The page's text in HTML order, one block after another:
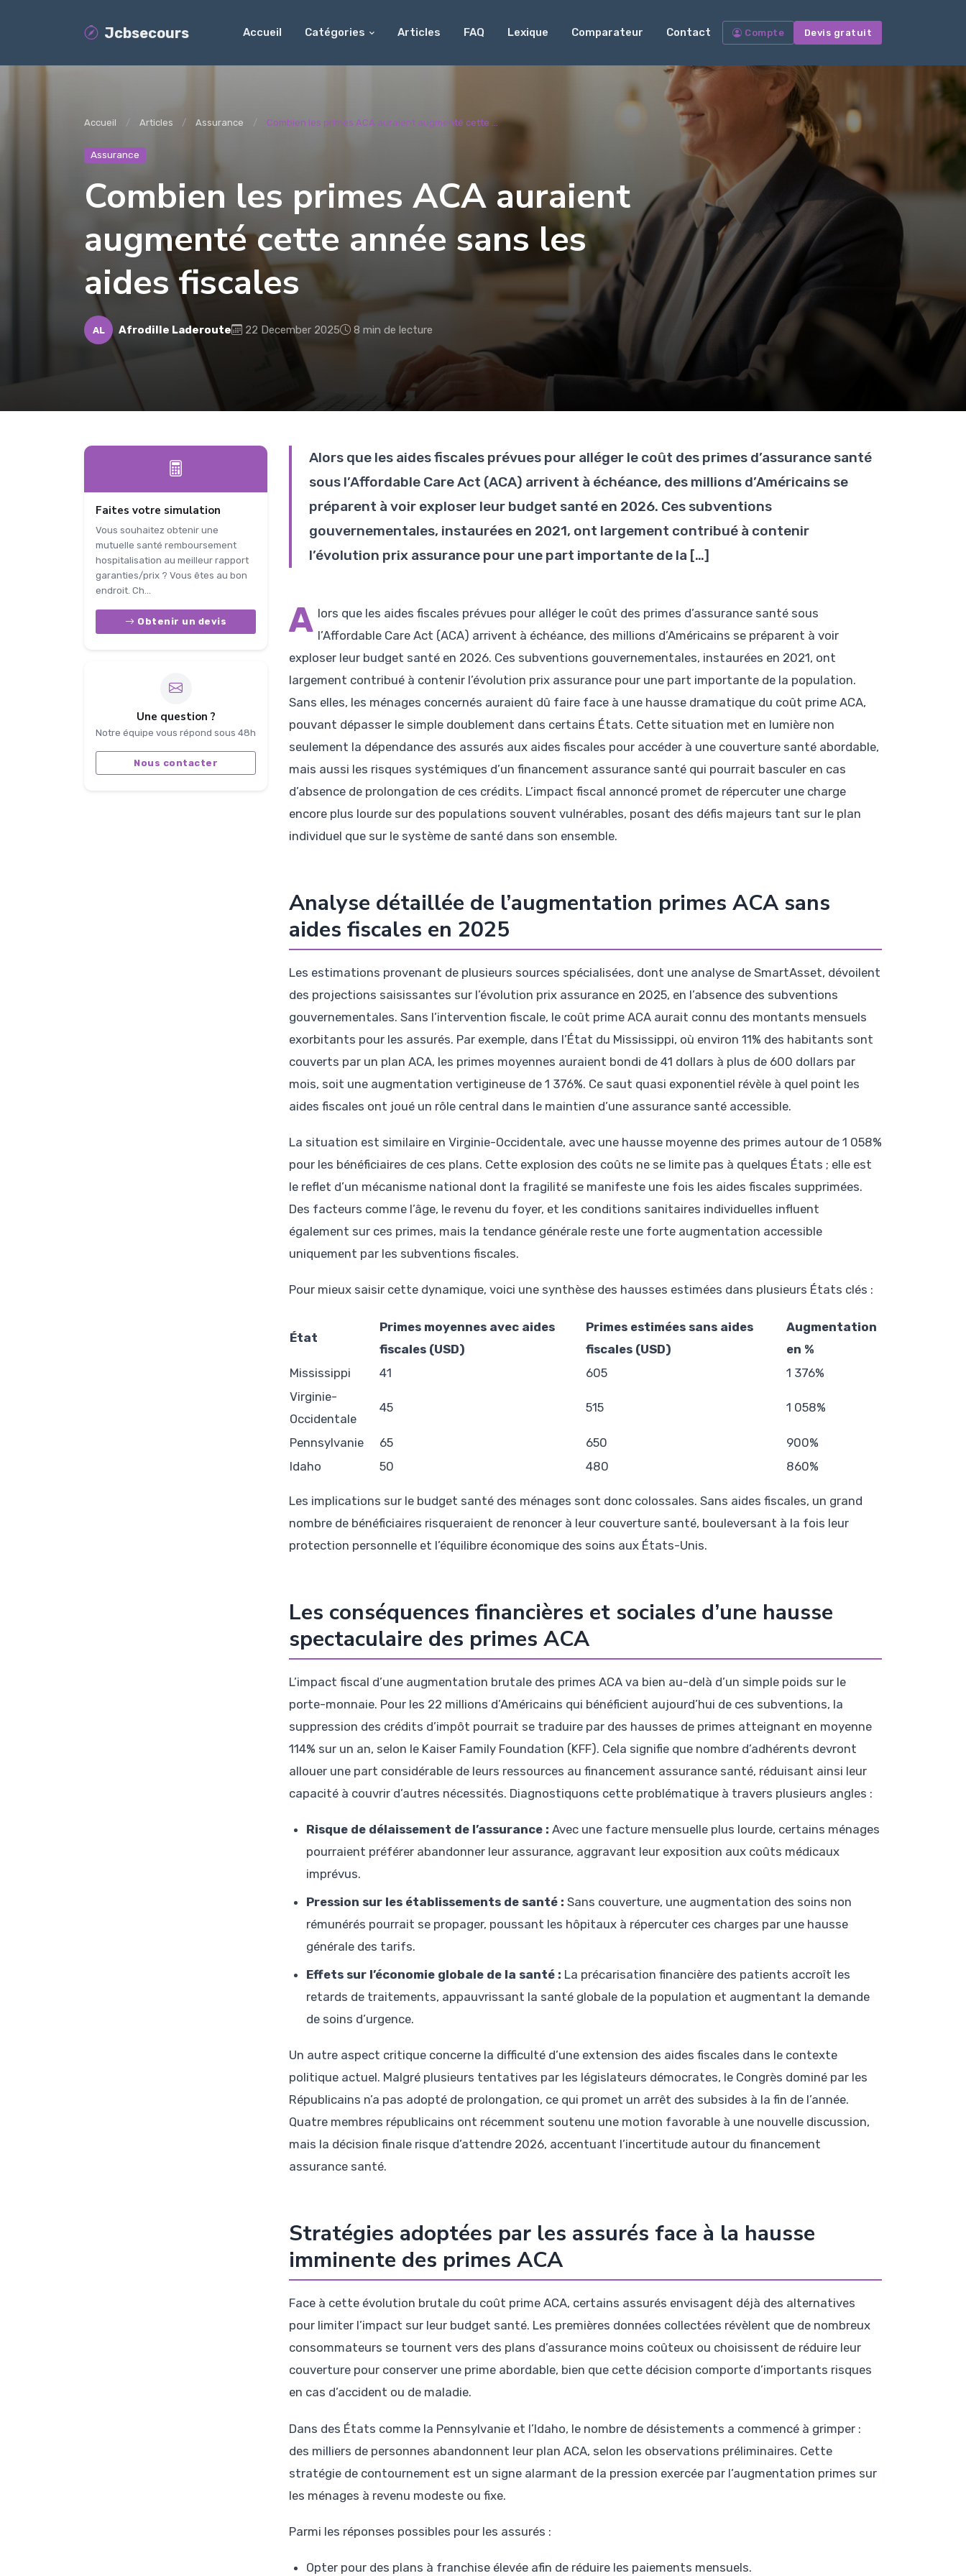
Jcbsecours Accueil Catégories Articles FAQ Lexique Comparateur Contact Compte Devis gratuit
Accueil Articles Assurance Combien les primes ACA auraient augmenté cette ...
Assurance
Combien les primes ACA auraient
augmenté cette année sans les
aides fiscales
AL Afrodille Laderoute 22 December 2025 8 min de lecture
Faites votre simulation
Vous souhaitez obtenir une
mutuelle santé remboursement
hospitalisation au meilleur rapport
garanties/prix ? Vous êtes au bon
endroit. Ch...
Obtenir un devis
Une question ?
Notre équipe vous répond sous 48h
Nous contacter
Alors que les aides fiscales prévues pour alléger le coût des primes d’assurance santé
sous l’Affordable Care Act (ACA) arrivent à échéance, des millions d’Américains se
préparent à voir exploser leur budget santé en 2026. Ces subventions
gouvernementales, instaurées en 2021, ont largement contribué à contenir
l’évolution prix assurance pour une part importante de la […]
A lors que les aides fiscales prévues pour alléger le coût des primes d’assurance santé sous
l’Affordable Care Act (ACA) arrivent à échéance, des millions d’Américains se préparent à voir
exploser leur budget santé en 2026. Ces subventions gouvernementales, instaurées en 2021, ont
largement contribué à contenir l’évolution prix assurance pour une part importante de la population.
Sans elles, les ménages concernés auraient dû faire face à une hausse dramatique du coût prime ACA,
pouvant dépasser le simple doublement dans certains États. Cette situation met en lumière non
seulement la dépendance des assurés aux aides fiscales pour accéder à une couverture santé abordable,
mais aussi les risques systémiques d’un financement assurance santé qui pourrait basculer en cas
d’absence de prolongation de ces crédits. L’impact fiscal annoncé promet de répercuter une charge
encore plus lourde sur des populations souvent vulnérables, posant des défis majeurs tant sur le plan
individuel que sur le système de santé dans son ensemble.
Analyse détaillée de l’augmentation primes ACA sans
aides fiscales en 2025
Les estimations provenant de plusieurs sources spécialisées, dont une analyse de SmartAsset, dévoilent
des projections saisissantes sur l’évolution prix assurance en 2025, en l’absence des subventions
gouvernementales. Sans l’intervention fiscale, le coût prime ACA aurait connu des montants mensuels
exorbitants pour les assurés. Par exemple, dans l’État du Mississippi, où environ 11% des habitants sont
couverts par un plan ACA, les primes moyennes auraient bondi de 41 dollars à plus de 600 dollars par
mois, soit une augmentation vertigineuse de 1 376%. Ce saut quasi exponentiel révèle à quel point les
aides fiscales ont joué un rôle central dans le maintien d’une assurance santé accessible.
La situation est similaire en Virginie-Occidentale, avec une hausse moyenne des primes autour de 1 058%
pour les bénéficiaires de ces plans. Cette explosion des coûts ne se limite pas à quelques États ; elle est
le reflet d’un mécanisme national dont la fragilité se manifeste une fois les aides fiscales supprimées.
Des facteurs comme l’âge, le revenu du foyer, et les conditions sanitaires individuelles influent
également sur ces primes, mais la tendance générale reste une forte augmentation accessible
uniquement par les subventions fiscales.
Pour mieux saisir cette dynamique, voici une synthèse des hausses estimées dans plusieurs États clés :
État
Primes moyennes avec aides
fiscales (USD)
Primes estimées sans aides
fiscales (USD)
Augmentation
en %
Mississippi
41 605
1 376%
Virginie-
Occidentale
45 515 1 058%
Pennsylvanie 65 650
900%
Idaho
50 480 860%
Les implications sur le budget santé des ménages sont donc colossales. Sans aides fiscales, un grand
nombre de bénéficiaires risqueraient de renoncer à leur couverture santé, bouleversant à la fois leur
protection personnelle et l’équilibre économique des soins aux États-Unis.
Les conséquences financières et sociales d’une hausse
spectaculaire des primes ACA
L’impact fiscal d’une augmentation brutale des primes ACA va bien au-delà d’un simple poids sur le
porte-monnaie. Pour les 22 millions d’Américains qui bénéficient aujourd’hui de ces subventions, la
suppression des crédits d’impôt pourrait se traduire par des hausses de primes atteignant en moyenne
114% sur un an, selon le Kaiser Family Foundation (KFF). Cela signifie que nombre d’adhérents devront
allouer une part considérable de leurs ressources au financement assurance santé, réduisant ainsi leur
capacité à couvrir d’autres nécessités. Diagnostiquons cette problématique à travers plusieurs angles :
Risque de délaissement de l’assurance : Avec une facture mensuelle plus lourde, certains ménages
pourraient préférer abandonner leur assurance, aggravant leur exposition aux coûts médicaux
imprévus.
Pression sur les établissements de santé : Sans couverture, une augmentation des soins non
rémunérés pourrait se propager, poussant les hôpitaux à répercuter ces charges par une hausse
générale des tarifs.
Effets sur l’économie globale de la santé : La précarisation financière des patients accroît les
retards de traitements, appauvrissant la santé globale de la population et augmentant la demande
de soins d’urgence.
Un autre aspect critique concerne la difficulté d’une extension des aides fiscales dans le contexte
politique actuel. Malgré plusieurs tentatives par les législateurs démocrates, le Congrès dominé par les
Républicains n’a pas adopté de prolongation, ce qui promet un arrêt des subsides à la fin de l’année.
Quatre membres républicains ont récemment soutenu une motion favorable à une nouvelle discussion,
mais la décision finale risque d’attendre 2026, accentuant l’incertitude autour du financement
assurance santé.
Stratégies adoptées par les assurés face à la hausse
imminente des primes ACA
Face à cette évolution brutale du coût prime ACA, certains assurés envisagent déjà des alternatives
pour limiter l’impact sur leur budget santé. Les premières données collectées révèlent que de nombreux
consommateurs se tournent vers des plans d’assurance moins coûteux ou choisissent de réduire leur
couverture pour conserver une prime abordable, bien que cette décision comporte d’importants risques
en cas d’accident ou de maladie.
Dans des États comme la Pennsylvanie et l’Idaho, le nombre de désistements a commencé à grimper :
des milliers de personnes abandonnent leur plan ACA, selon les observations préliminaires. Cette
stratégie de contournement est un signe alarmant de la pression exercée par l’augmentation primes sur
les ménages à revenu modeste ou fixe.
Parmi les réponses possibles pour les assurés :
Opter pour des plans à franchise élevée afin de réduire les paiements mensuels.